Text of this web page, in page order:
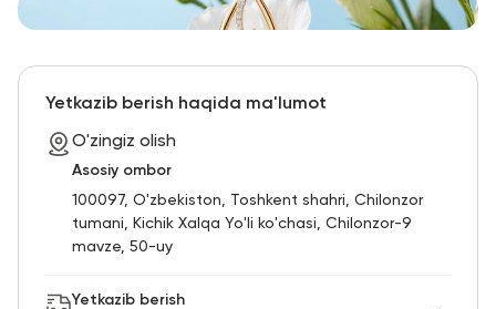
Yetkazib berish haqida ma'lumot
O'zingiz olish
Asosiy ombor
100097, O'zbekiston, Toshkent shahri, Chilonzor
tumani, Kichik Xalqa Yo'li ko'chasi, Chilonzor-9
mavze, 50-uy
Yetkazib berish